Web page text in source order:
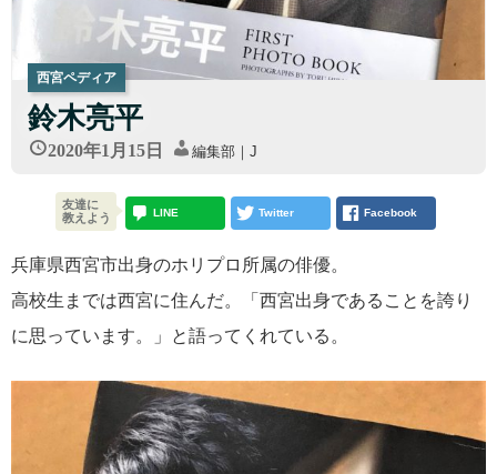
西宮ペディア
鈴木亮平
2020年1月15日 編集部｜J
兵庫県西宮市出身のホリプロ所属の俳優。
高校生までは西宮に住んだ。「西宮出身であることを誇り
に思っています。」と語ってくれている。
友達に
教えよう
LINE Twitter Facebook